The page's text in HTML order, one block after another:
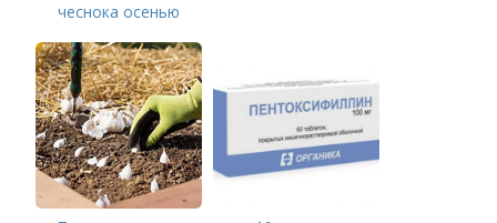
чеснока осенью